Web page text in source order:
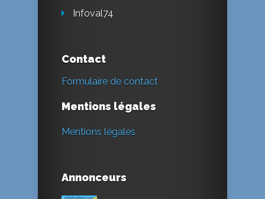
Infoval74
Contact
Formulaire de contact
Mentions légales
Mentions légales
Annonceurs